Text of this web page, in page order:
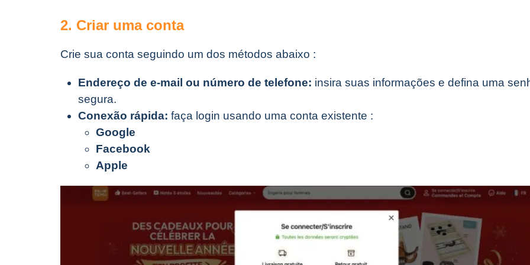
2. Criar uma conta
Crie sua conta seguindo um dos métodos abaixo :
Endereço de e-mail ou número de telefone: insira suas informações e defina uma
segura.
Conexão rápida: faça login usando uma conta existente :
Google
Facebook
Apple